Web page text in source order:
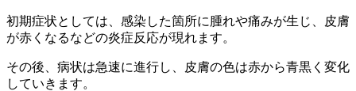
初期症状としては、感染した箇所に腫れや痛みが生じ、皮膚
が赤くなるなどの炎症反応が現れます。
その後、病状は急速に進行し、皮膚の色は赤から青黒く変化
していきます。